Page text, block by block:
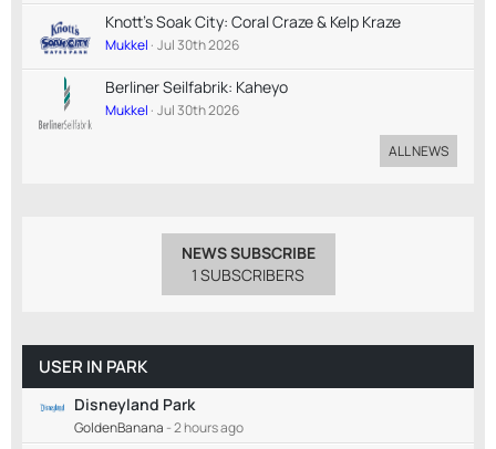
Knott's Soak City: Coral Craze & Kelp Kraze
Mukkel Jul 30th 2026
Berliner Seilfabrik: Kaheyo
Mukkel Jul 30th 2026
ALL NEWS
NEWS SUBSCRIBE
1 SUBSCRIBERS
USER IN PARK
Disneyland Park
GoldenBanana -2 hours ago